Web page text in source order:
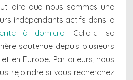
dire que nous sommes une
indépendants actifs dans le
à domicile. Celle-ci se
soutenue depuis plusieurs
en Europe. Par ailleurs, nous
rejoindre si vous recherchez